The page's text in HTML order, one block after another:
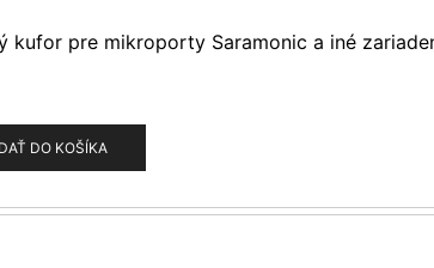
kufor pre mikroporty Saramonic a iné
DO KOŠÍKA